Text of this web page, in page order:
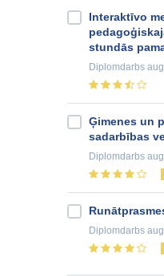
Interaktīvo
stundās
Diplomdarbs
Ģimenes un
sadarbības
Diplomdarbs
Diplomdarbs